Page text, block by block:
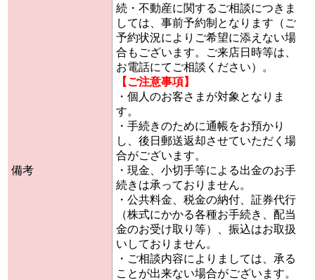
備考
続・不動産に関するご相談につきま
しては、事前予約制となります（ご
予約状況によりご希望に添えない場
合もございます。ご来店日時等は、
お電話にてご相談ください）。
【ご注意事項】
・個人のお客さまが対象となりま
す。
・手続きのために通帳をお預かり
し、後日郵送返却させていただく場
合がございます。
・現金、小切手等による出金のお手
続きは承っておりません。
・公共料金、税金の納付、証券代行
（株式にかかる各種お手続き、配当
金のお受け取り等）、振込はお取扱
いしておりません。
・ご相談内容によりましては、承る
ことが出来ない場合がございます。